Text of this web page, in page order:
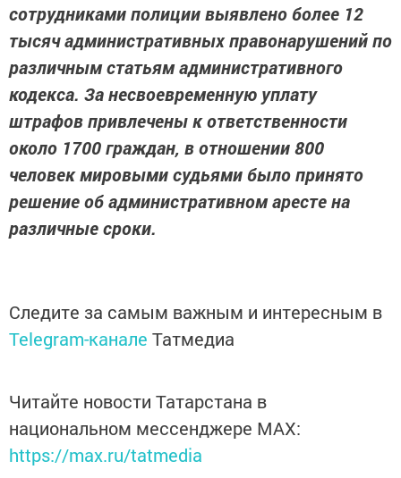
сотрудниками полиции выявлено более 12
тысяч административных правонарушений по
различным статьям административного
кодекса. За несвоевременную уплату
штрафов привлечены к ответственности
около 1700 граждан, в отношении 800
человек мировыми судьями было принято
решение об административном аресте на
различные сроки.
Следите за самым важным и интересным в
Telegram-канале Татмедиа
Читайте новости Татарстана в
национальном мессенджере MАХ:
https://max.ru/tatmedia